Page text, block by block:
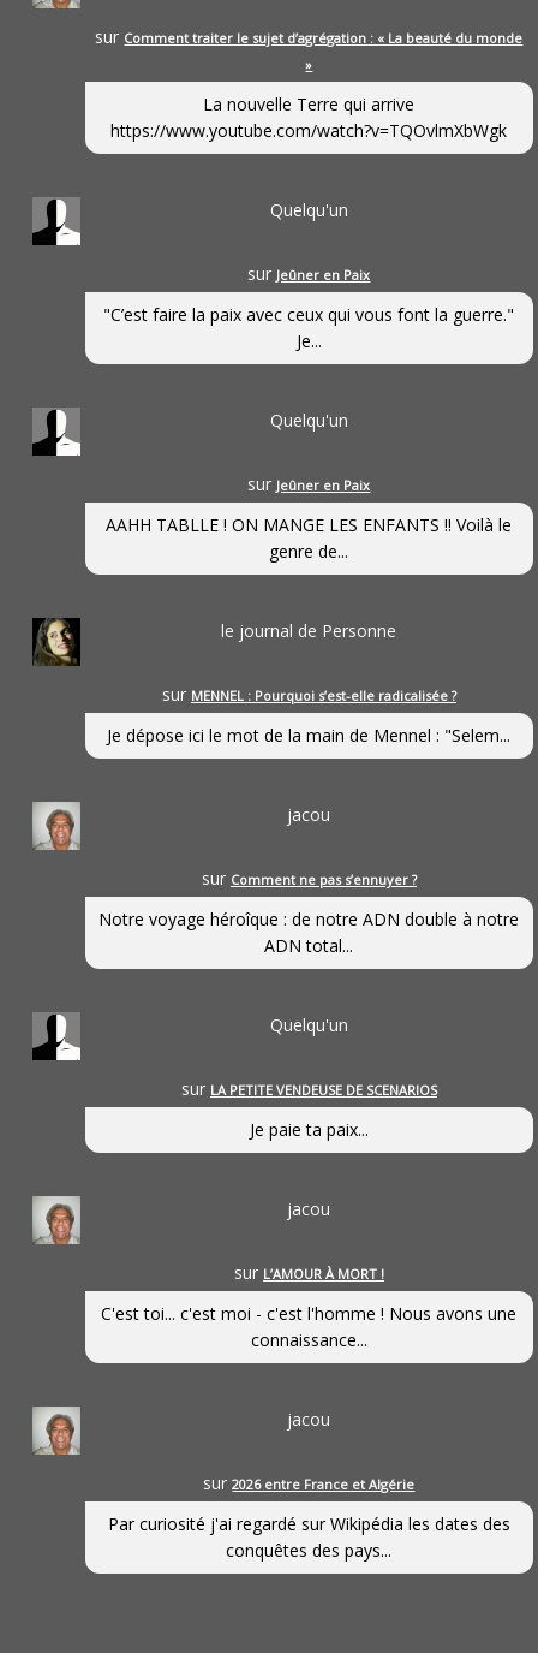
sur Comment traiter le sujet d’agrégation : « La beauté du monde
»
La nouvelle Terre qui arrive
https://www.youtube.com/watch?v=TQOvlmXbWgk
Quelqu'un
sur Jeûner en Paix
"C’est faire la paix avec ceux qui vous font la guerre."
Je...
Quelqu'un
sur Jeûner en Paix
AAHH TABLLE ! ON MANGE LES ENFANTS !! Voilà le
genre de...
le journal de Personne
sur MENNEL : Pourquoi s’est-elle radicalisée ?
Je dépose ici le mot de la main de Mennel : "Selem...
jacou
sur Comment ne pas s’ennuyer ?
Notre voyage héroîque : de notre ADN double à notre
ADN total...
Quelqu'un
sur LA PETITE VENDEUSE DE SCENARIOS
Je paie ta paix...
jacou
sur L’AMOUR À MORT !
C'est toi... c'est moi - c'est l'homme ! Nous avons une
connaissance...
jacou
sur2026 entre France et Algérie
Par curiosité j'ai regardé sur Wikipédia les dates des
conquêtes des pays...